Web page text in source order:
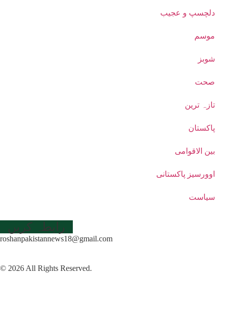
دلچسپ و عجیب
موسم
شوبز
صحت
تازہ ترین
پاکستان
بین الاقوامی
اوورسیز پاکستانی
سیاست
رابطہ کریں
roshanpakistannews18@gmail.com
© 2026 All Rights Reserved.